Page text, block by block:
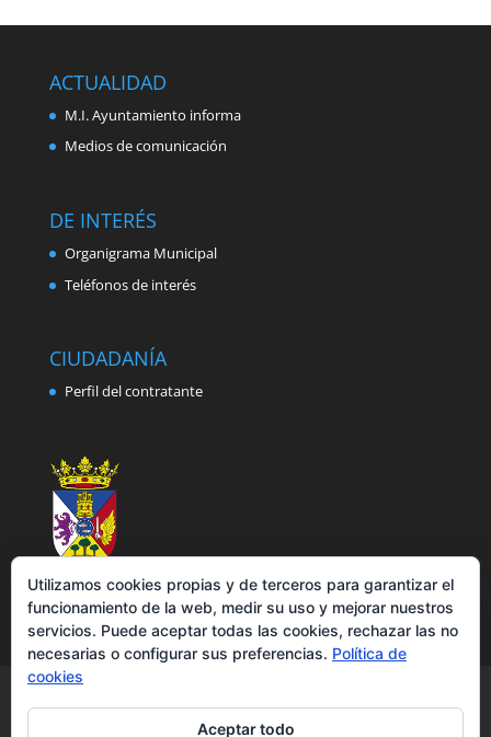
ACTUALIDAD
M.I. Ayuntamiento informa
Medios de comunicación
DE INTERÉS
Organigrama Municipal
Teléfonos de interés
CIUDADANÍA
Perfil del contratante
Política de cookies
Accesibilidad
Utilizamos cookies propias y de terceros para garantizar el
funcionamiento de la web, medir su uso y mejorar nuestros
servicios. Puede aceptar todas las cookies, rechazar las no
necesarias o configurar sus preferencias. Política de
cookies
Aceptar todo